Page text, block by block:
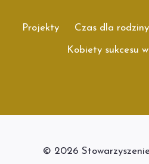
Projekty Czas dla rodziny
Kobiety sukcesu
© 2026